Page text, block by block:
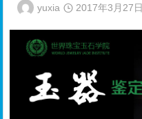
yuxia 2017年3月27日